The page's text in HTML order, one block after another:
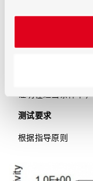
您负责根据 ICH
光照测试应成
证明在适当条件下
测试要求
根据指导原则